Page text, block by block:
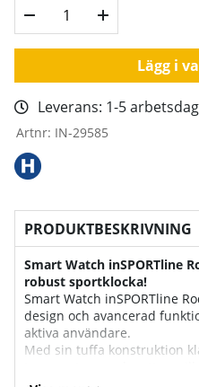
Lägg i
Leverans: 1-5
Artnr: IN-29585
PRODUKTBESKRIVNING
Smart Watch inSPORTline
robust sportklocka!
Smart Watch inSPORTline
design och avancerad
aktiva användare.
Med sin tuffa konstruktion